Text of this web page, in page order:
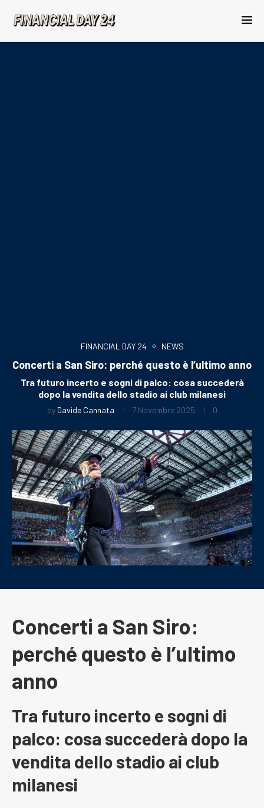
FINANCIAL DAY 24 NEWS
Concerti a San Siro: perché questo è l’ultimo anno
Tra futuro incerto e sogni di palco: cosa succederà
dopo la vendita dello stadio ai club milanesi
by Davide Cannata 7 Novembre 2025 0
Concerti a San Siro:
perché questo è l’ultimo
anno
Tra futuro incerto e sogni di
palco: cosa succederà dopo la
vendita dello stadio ai club
milanesi